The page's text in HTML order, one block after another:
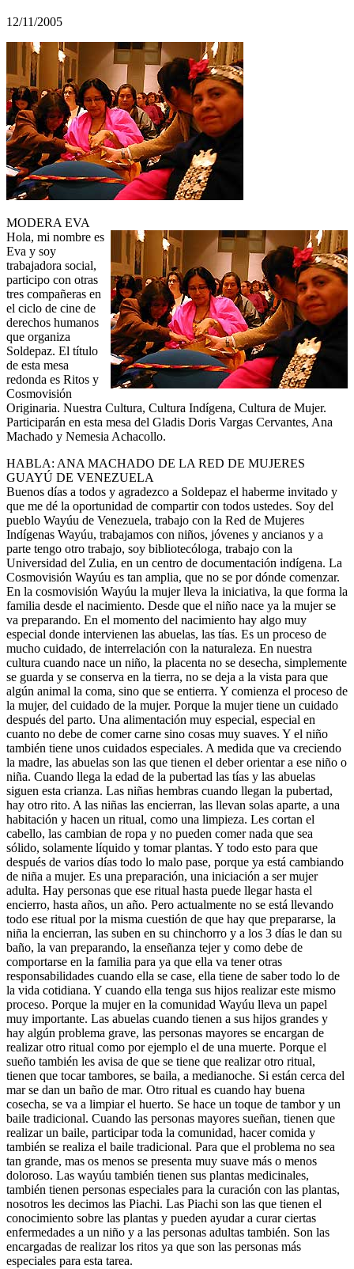
12/11/2005
MODERA EVA
Hola, mi nombre es
Eva y soy
trabajadora social,
participo con otras
tres compañeras en
el ciclo de cine de
derechos humanos
que organiza
Soldepaz. El título
de esta mesa
redonda es Ritos y
Cosmovisión
Originaria. Nuestra Cultura, Cultura Indígena, Cultura de Mujer.
Participarán en esta mesa del Gladis Doris Vargas Cervantes, Ana
Machado y Nemesia Achacollo.
HABLA: ANA MACHADO DE LA RED DE MUJERES
GUAYÚ DE VENEZUELA
Buenos días a todos y agradezco a Soldepaz el haberme invitado y
que me dé la oportunidad de compartir con todos ustedes. Soy del
pueblo Wayúu de Venezuela, trabajo con la Red de Mujeres
Indígenas Wayúu, trabajamos con niños, jóvenes y ancianos y a
parte tengo otro trabajo, soy bibliotecóloga, trabajo con la
Universidad del Zulia, en un centro de documentación indígena. La
Cosmovisión Wayúu es tan amplia, que no se por dónde comenzar.
En la cosmovisión Wayúu la mujer lleva la iniciativa, la que forma la
familia desde el nacimiento. Desde que el niño nace ya la mujer se
va preparando. En el momento del nacimiento hay algo muy
especial donde intervienen las abuelas, las tías. Es un proceso de
mucho cuidado, de interrelación con la naturaleza. En nuestra
cultura cuando nace un niño, la placenta no se desecha, simplemente
se guarda y se conserva en la tierra, no se deja a la vista para que
algún animal la coma, sino que se entierra. Y comienza el proceso de
la mujer, del cuidado de la mujer. Porque la mujer tiene un cuidado
después del parto. Una alimentación muy especial, especial en
cuanto no debe de comer carne sino cosas muy suaves. Y el niño
también tiene unos cuidados especiales. A medida que va creciendo
la madre, las abuelas son las que tienen el deber orientar a ese niño o
niña. Cuando llega la edad de la pubertad las tías y las abuelas
siguen esta crianza. Las niñas hembras cuando llegan la pubertad,
hay otro rito. A las niñas las encierran, las llevan solas aparte, a una
habitación y hacen un ritual, como una limpieza. Les cortan el
cabello, las cambian de ropa y no pueden comer nada que sea
sólido, solamente líquido y tomar plantas. Y todo esto para que
después de varios días todo lo malo pase, porque ya está cambiando
de niña a mujer. Es una preparación, una iniciación a ser mujer
adulta. Hay personas que ese ritual hasta puede llegar hasta el
encierro, hasta años, un año. Pero actualmente no se está llevando
todo ese ritual por la misma cuestión de que hay que prepararse, la
niña la encierran, las suben en su chinchorro y a los 3 días le dan su
baño, la van preparando, la enseñanza tejer y como debe de
comportarse en la familia para ya que ella va tener otras
responsabilidades cuando ella se case, ella tiene de saber todo lo de
la vida cotidiana. Y cuando ella tenga sus hijos realizar este mismo
proceso. Porque la mujer en la comunidad Wayúu lleva un papel
muy importante. Las abuelas cuando tienen a sus hijos grandes y
hay algún problema grave, las personas mayores se encargan de
realizar otro ritual como por ejemplo el de una muerte. Porque el
sueño también les avisa de que se tiene que realizar otro ritual,
tienen que tocar tambores, se baila, a medianoche. Si están cerca del
mar se dan un baño de mar. Otro ritual es cuando hay buena
cosecha, se va a limpiar el huerto. Se hace un toque de tambor y un
baile tradicional. Cuando las personas mayores sueñan, tienen que
realizar un baile, participar toda la comunidad, hacer comida y
también se realiza el baile tradicional. Para que el problema no sea
tan grande, mas os menos se presenta muy suave más o menos
doloroso. Las wayúu también tienen sus plantas medicinales,
también tienen personas especiales para la curación con las plantas,
nosotros les decimos las Piachi. Las Piachi son las que tienen el
conocimiento sobre las plantas y pueden ayudar a curar ciertas
enfermedades a un niño y a las personas adultas también. Son las
encargadas de realizar los ritos ya que son las personas más
especiales para esta tarea.